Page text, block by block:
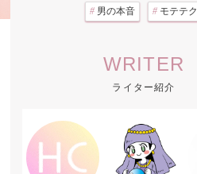
# 男の本音 # モテテク
WRITER
ライター紹介